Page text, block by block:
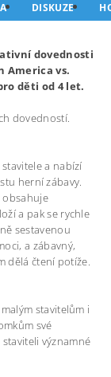
DISKUZE
dovednosti
America vs.
děti od 4 let.
dovedností.
a nabízí
herní zábavy.
obsahuje
a pak se rychle
sestavenou
a zábavný,
dělá čtení potíže.
stavitelům i
své
významné